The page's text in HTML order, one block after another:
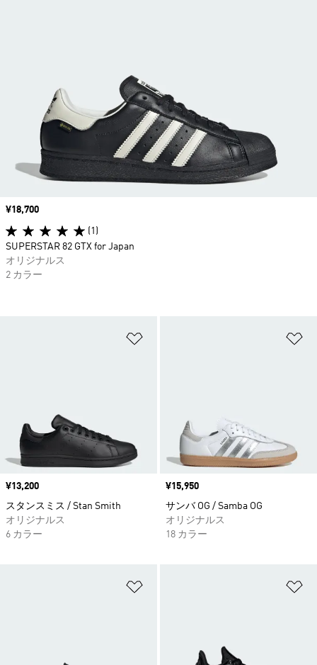
価格
¥13,200
スタンスミス / Stan Smith
オリジナルス
6 カラー
価格
¥15,950
サンバ OG / Samba OG
オリジナルス
18 カラー
価格
¥18,700
(1)
SUPERSTAR 82 GTX for Japan
オリジナルス
2 カラー